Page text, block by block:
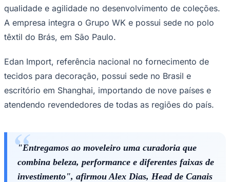
qualidade e agilidade no desenvolvimento de coleções.
A empresa integra o Grupo WK e possui sede no polo
têxtil do Brás, em São Paulo.
Edan Import, referência nacional no fornecimento de
tecidos para decoração, possui sede no Brasil e
escritório em Shanghai, importando de nove países e
atendendo revendedores de todas as regiões do país.
"Entregamos ao moveleiro uma curadoria que
combina beleza, performance e diferentes faixas de
investimento", afirmou Alex Dias, Head de Canais